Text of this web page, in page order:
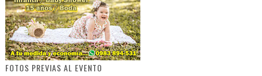
FOTOS PREVIAS AL EVENTO